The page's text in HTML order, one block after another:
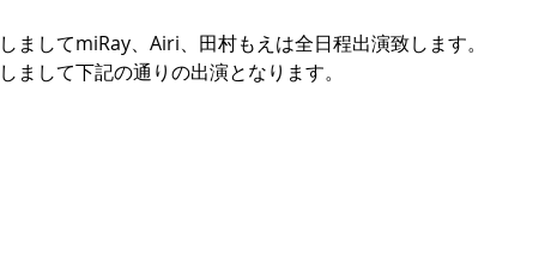
ましてmiRay、Airi、田村もえは全日程出演致します。
まして下記の通りの出演となります。